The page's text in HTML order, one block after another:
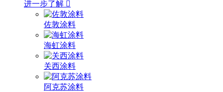
进一步了解 
佐敦涂料
海虹涂料
关西涂料
阿克苏涂料